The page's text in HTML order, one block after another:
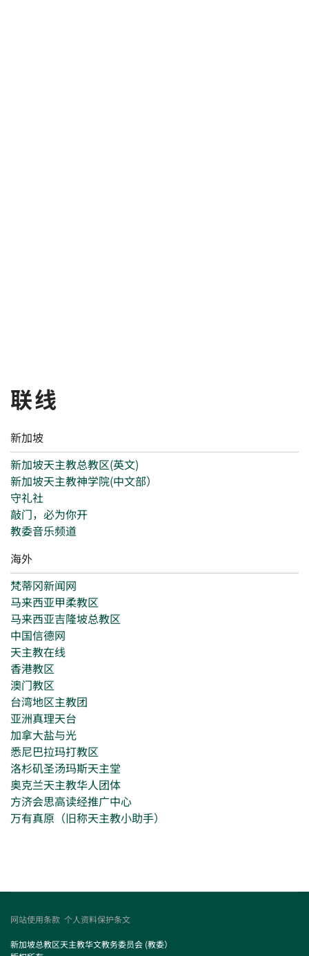
联线
新加坡
新加坡天主教总教区(英文)
新加坡天主教神学院(中文部）
守礼社
敲门，必为你开
教委音乐频道
海外
梵蒂冈新闻网
马来西亚甲柔教区
马来西亚吉隆坡总教区
中国信德网
天主教在线
香港教区
澳门教区
台湾地区主教团
亚洲真理天台
加拿大盐与光
悉尼巴拉玛打教区
洛杉矶圣汤玛斯天主堂
奥克兰天主教华人团体
方济会思高读经推广中心
万有真原（旧称天主教小助手）
网站使用条款 个人资料保护条文
新加坡总教区天主教华文教务委员会 (教委）